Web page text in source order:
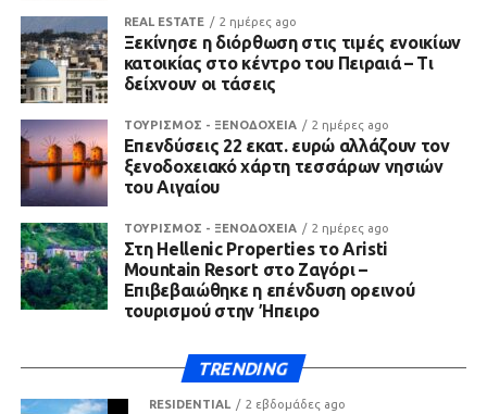
REAL ESTATE 2 ημέρες ago
Ξεκίνησε η διόρθωση στις τιμές ενοικίων
κατοικίας στο κέντρο του Πειραιά – Τι
δείχνουν οι τάσεις
ΤΟΥΡΙΣΜΟΣ - ΞΕΝΟΔΟΧΕΙΑ 2 ημέρες ago
Επενδύσεις 22 εκατ. ευρώ αλλάζουν τον
ξενοδοχειακό χάρτη τεσσάρων νησιών
του Αιγαίου
ΤΟΥΡΙΣΜΟΣ - ΞΕΝΟΔΟΧΕΙΑ 2 ημέρες ago
Στη Hellenic Properties το Aristi
Mountain Resort στο Ζαγόρι –
Επιβεβαιώθηκε η επένδυση ορεινού
τουρισμού στην Ήπειρο
TRENDING
RESIDENTIAL 2 εβδομάδες ago